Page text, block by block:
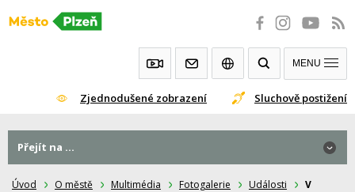
Přeskočit
Zjednodušené zobrazení Sluchově postižení
MENU
Úvod O městě Multimédia Fotogalerie Události
V
Přejít na ...
Přejít na ...